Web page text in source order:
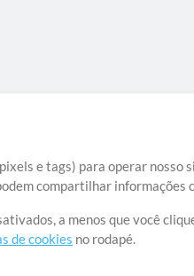
e tags) para operar
compartilhar informações
a menos que você
de cookies no rodapé.